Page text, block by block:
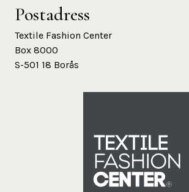
Postadress
Textile Fashion Center
Box 8000
S-501 18 Borås